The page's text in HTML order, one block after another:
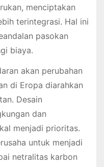
menciptakan
terintegrasi. Hal ini
pasokan
biaya.
akan perubahan
di Eropa diarahkan
Desain
dan
menjadi prioritas.
untuk menjadi
netralitas karbon